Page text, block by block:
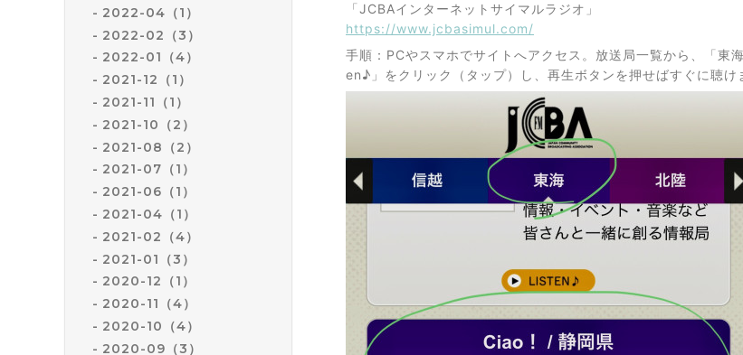
2022-04（1）
2022-02（3）
2022-01（4）
2021-12（1）
2021-11（1）
2021-10（2）
2021-08（2）
2021-07（1）
2021-06（1）
2021-04（1）
2021-02（4）
2021-01（3）
2020-12（1）
2020-11（4）
2020-10（4）
2020-09（3）
「JCBAインターネットサイマルラジオ」
https://www.jcbasimul.com/
手順：PCやスマホでサイトへアクセス。放送局一覧から、「
en♪」をクリック（タップ）し、再生ボタンを押せばすぐに聴け